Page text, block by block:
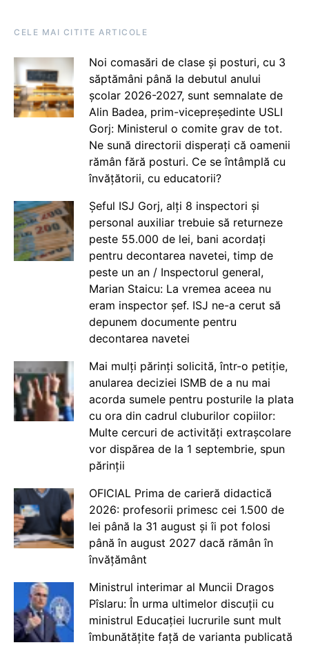
CELE MAI CITITE ARTICOLE
Noi comasări de clase și posturi, cu 3
săptămâni până la debutul anului
școlar 2026-2027, sunt semnalate de
Alin Badea, prim-vicepreședinte USLI
Gorj: Ministerul o comite grav de tot.
Ne sună directorii disperați că oamenii
rămân fără posturi. Ce se întâmplă cu
învățătorii, cu educatorii?
Șeful ISJ Gorj, alți 8 inspectori și
personal auxiliar trebuie să returneze
peste 55.000 de lei, bani acordați
pentru decontarea navetei, timp de
peste un an / Inspectorul general,
Marian Staicu: La vremea aceea nu
eram inspector șef. ISJ ne-a cerut să
depunem documente pentru
decontarea navetei
Mai mulți părinți solicită, într-o petiție,
anularea deciziei ISMB de a nu mai
acorda sumele pentru posturile la plata
cu ora din cadrul cluburilor copiilor:
Multe cercuri de activități extrașcolare
vor dispărea de la 1 septembrie, spun
părinții
OFICIAL Prima de carieră didactică
2026: profesorii primesc cei 1.500 de
lei până la 31 august și îi pot folosi
până în august 2027 dacă rămân în
învățământ
Ministrul interimar al Muncii Dragos
Pîslaru: În urma ultimelor discuții cu
ministrul Educației lucrurile sunt mult
îmbunătățite față de varianta publicată